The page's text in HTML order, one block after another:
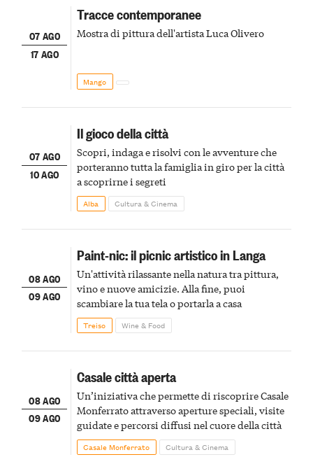
07 AGO
17 AGO
Tracce contemporanee
Mostra di pittura dell'artista Luca Olivero
Mango
07 AGO
10 AGO
Il gioco della città
Scopri, indaga e risolvi con le avventure che
porteranno tutta la famiglia in giro per la città
a scoprirne i segreti
Alba Cultura & Cinema
08 AGO
09 AGO
Paint-nic: il picnic artistico in Langa
Un'attività rilassante nella natura tra pittura,
vino e nuove amicizie. Alla fine, puoi
scambiare la tua tela o portarla a casa
Treiso Wine & Food
08 AGO
09 AGO
Casale città aperta
Un’iniziativa che permette di riscoprire Casale
Monferrato attraverso aperture speciali, visite
guidate e percorsi diffusi nel cuore della città
Casale Monferrato Cultura & Cinema